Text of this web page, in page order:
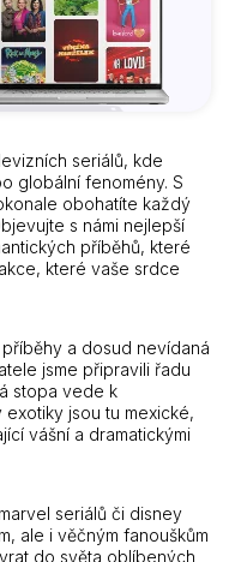
seriálů, kde
globální fenomény. S
obohatíte každý
s námi nejlepší
příběhů, které
které vaše srdce
a dosud nevídaná
jsme připravili řadu
stopa vede k
jsou tu mexické,
vášní a dramatickými
seriálů či disney
ale i věčným fanouškům
do světa oblíbených